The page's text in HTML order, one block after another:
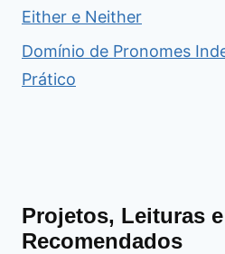
Either e Neither
Domínio de Pronomes
Prático
Projetos, Leituras
Recomendados